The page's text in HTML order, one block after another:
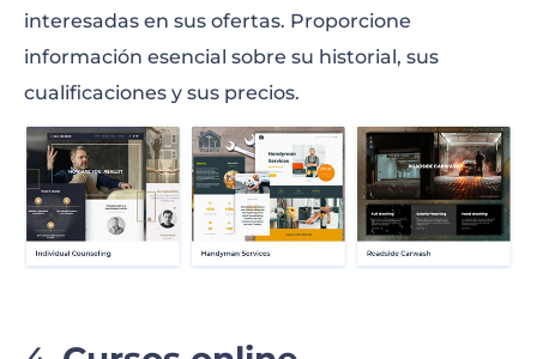
interesadas en sus ofertas. Proporcione
información esencial sobre su historial, sus
cualificaciones y sus precios.